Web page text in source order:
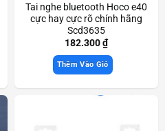
Tai nghe bluetooth Hoco e40
cực hay cực rõ chính hãng
Scd3635
182.300₫
Thêm Vào Giỏ